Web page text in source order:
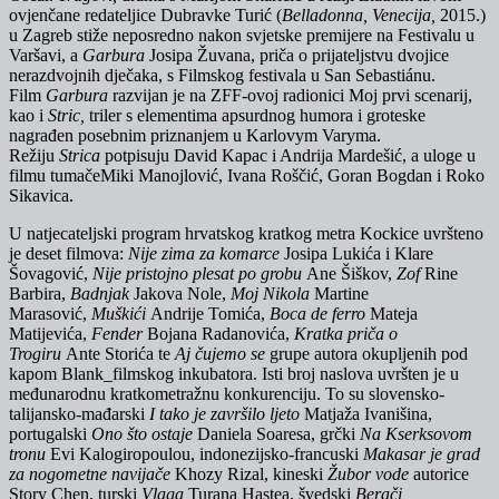
ovjenčane redateljice Dubravke Turić (Belladonna, Venecija, 2015.)
u Zagreb stiže neposredno nakon svjetske premijere na Festivalu u
Varšavi, a Garbura Josipa Žuvana, priča o prijateljstvu dvojice
nerazdvojnih dječaka, s Filmskog festivala u San Sebastiánu.
Film Garbura razvijan je na ZFF-ovoj radionici Moj prvi scenarij,
kao i Stric, triler s elementima apsurdnog humora i groteske
nagrađen posebnim priznanjem u Karlovym Varyma.
Režiju Strica potpisuju David Kapac i Andrija Mardešić, a uloge u
filmu tumačeMiki Manojlović, Ivana Roščić, Goran Bogdan i Roko
Sikavica.
U natjecateljski program hrvatskog kratkog metra Kockice uvršteno
je deset filmova: Nije zima za komarce Josipa Lukića i Klare
Šovagović, Nije pristojno plesat po grobu Ane Šiškov, ZofRine
Barbira, BadnjakJakova Nole, Moj Nikola Martine
Marasović, Muškići Andrije Tomića, Boca de ferro Mateja
Matijevića, FenderBojana Radanovića, Kratka priča o
Trogiru Ante Storića te Aj čujemo se grupe autora okupljenih pod
kapom Blank_filmskog inkubatora. Isti broj naslova uvršten je u
međunarodnu kratkometražnu konkurenciju. To su slovensko-
talijansko-mađarski I tako je završilo ljeto Matjaža Ivanišina,
portugalski Ono što ostaje Daniela Soaresa, grčki Na Kserksovom
tronu Evi Kalogiropoulou, indonezijsko-francuski Makasar je grad
za nogometne navijače Khozy Rizal, kineski Žubor vode autorice
Story Chen, turski Vlaga Turana Hastea, švedski Berači